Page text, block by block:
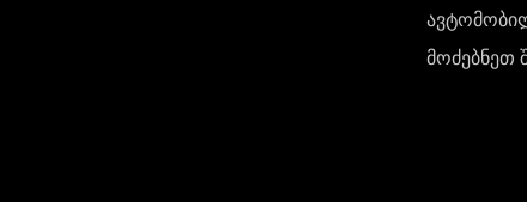
მოძებნეთ